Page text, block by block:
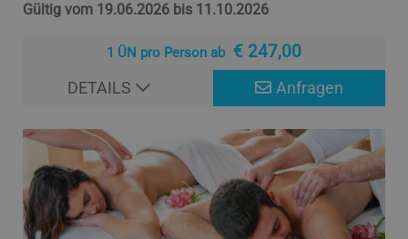
Gültig vom 19.06.2026 bis 11.10.2026
1 ÜN pro Person ab € 247,00
Anfragen
DETAILS